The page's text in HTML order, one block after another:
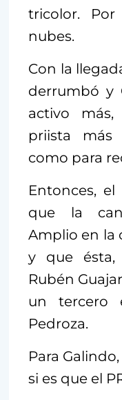
tricolor.
nubes.
Con la
derrumbó y
activo
priista más
como para
Entonces,
que la
Amplio en la
y que ésta,
Rubén
un tercero
Pedroza.
Para
si es que el